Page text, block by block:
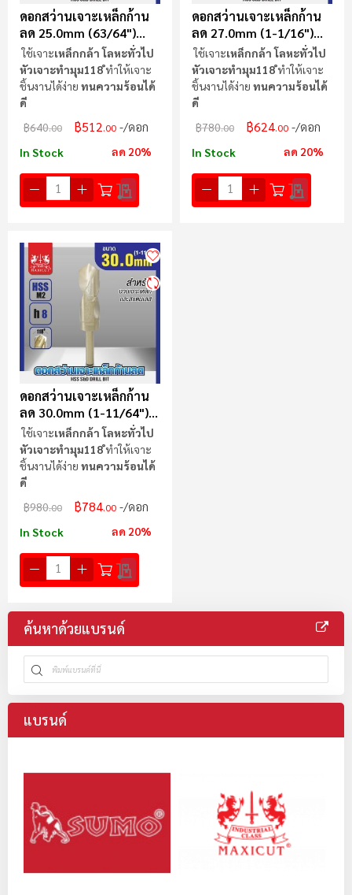
ดอกสว่านเจาะเหล็กก้าน
ลด 25.0mm (63/64")
MAXICUT
ใช้เจาะเหล็กกล้า โลหะทั่วไป
หัวเจาะทำมุม118 ํทำให้เจาะ
ชิ้นงานได้ง่าย ทนความร้อนได้
ดี
฿640.00 ฿512.00 /ดอก
In Stock ลด 20%
ดอกสว่านเจาะเหล็กก้าน
ลด 27.0mm (1-1/16")
MAXICUT
ใช้เจาะเหล็กกล้า โลหะทั่วไป
หัวเจาะทำมุม118 ํทำให้เจาะ
ชิ้นงานได้ง่าย ทนความร้อนได้
ดี
฿780.00 ฿624.00 /ดอก
In Stock ลด 20%
ดอกสว่านเจาะเหล็กก้าน
ลด 30.0mm (1-11/64")
MAXICUT
ใช้เจาะเหล็กกล้า โลหะทั่วไป
หัวเจาะทำมุม118 ํทำให้เจาะ
ชิ้นงานได้ง่าย ทนความร้อนได้
ดี
฿980.00 ฿784.00 /ดอก
In Stock ลด 20%
ค้นหาด้วยแบรนด์
แบรนด์